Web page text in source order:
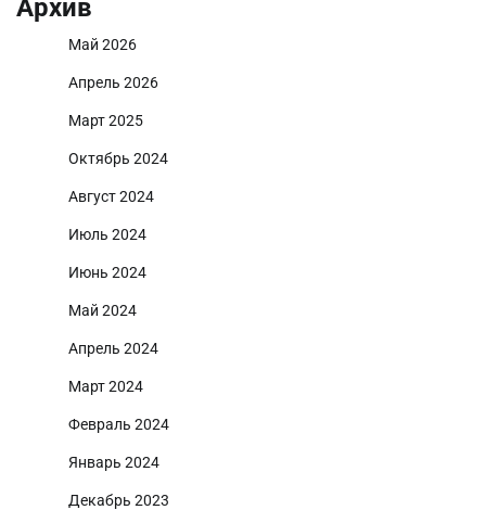
Архив
Май 2026
Апрель 2026
Март 2025
Октябрь 2024
Август 2024
Июль 2024
Июнь 2024
Май 2024
Апрель 2024
Март 2024
Февраль 2024
Январь 2024
Декабрь 2023